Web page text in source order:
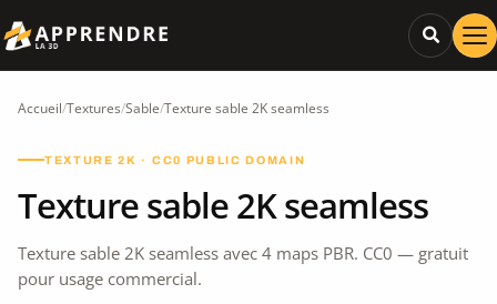
Accueil/Textures/Sable/Texture sable 2K seamless
TEXTURE 2K · CC0 PUBLIC DOMAIN
Texture sable 2K seamless
Texture sable 2K seamless avec 4 maps PBR. CC0 — gratuit
pour usage commercial.